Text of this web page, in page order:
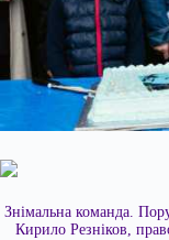
Знімальна команда.
Кирило Резніков,